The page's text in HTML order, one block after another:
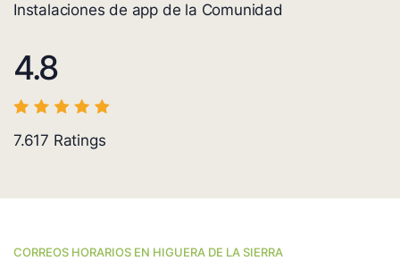
Instalaciones de app de la Comunidad
4.8
7.617 Ratings
CORREOS HORARIOS EN HIGUERA DE LA SIERRA